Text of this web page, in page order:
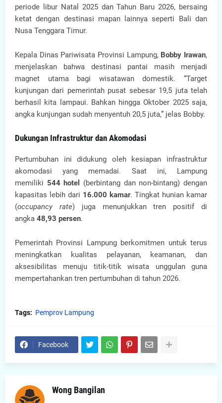
periode libur Natal 2025 dan Tahun Baru 2026, bersaing
ketat dengan destinasi mapan lainnya seperti Bali dan
Nusa Tenggara Timur.
Kepala Dinas Pariwisata Provinsi Lampung, Bobby Irawan,
menjelaskan bahwa destinasi pantai masih menjadi
magnet utama bagi wisatawan domestik. “Target
kunjungan dari pemerintah pusat sebesar 19,5 juta telah
berhasil kita lampaui. Bahkan hingga Oktober 2025 saja,
angka kunjungan sudah menyentuh 20,5 juta,” jelas Bobby.
Dukungan Infrastruktur dan Akomodasi
Pertumbuhan ini didukung oleh kesiapan infrastruktur
akomodasi yang memadai. Saat ini, Lampung
memiliki 544 hotel
(berbintang dan non-bintang) dengan
kapasitas lebih dari 16.000 kamar. Tingkat hunian kamar
(occupancy rate) juga menunjukkan tren positif di
angka 48,93 persen.
Pemerintah Provinsi Lampung berkomitmen untuk terus
meningkatkan kualitas pelayanan, keamanan, dan
aksesibilitas menuju titik-titik wisata unggulan guna
mempertahankan tren pertumbuhan di tahun 2026.
Tags: Pemprov Lampung
Facebook
Wong Bangilan